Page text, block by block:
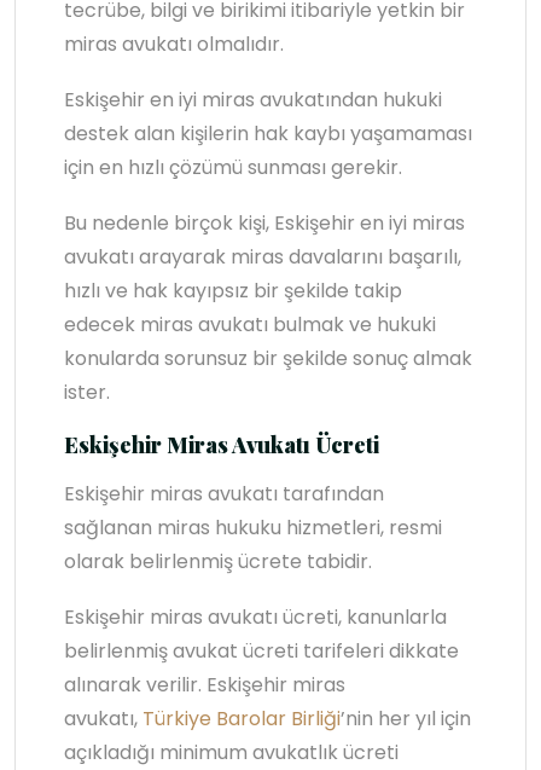
tecrübe, bilgi ve birikimi itibariyle yetkin bir
miras avukatı olmalıdır.
Eskişehir en iyi miras avukatından hukuki
destek alan kişilerin hak kaybı yaşamaması
için en hızlı çözümü sunması gerekir.
Bu nedenle birçok kişi, Eskişehir en iyi miras
avukatı arayarak miras davalarını başarılı,
hızlı ve hak kayıpsız bir şekilde takip
edecek miras avukatı bulmak ve hukuki
konularda sorunsuz bir şekilde sonuç almak
ister.
Eskişehir Miras Avukatı Ücreti
Eskişehir miras avukatı tarafından
sağlanan miras hukuku hizmetleri, resmi
olarak belirlenmiş ücrete tabidir.
Eskişehir miras avukatı ücreti, kanunlarla
belirlenmiş avukat ücreti tarifeleri dikkate
alınarak verilir. Eskişehir miras
avukatı, Türkiye Barolar Birliği’nin her yıl için
açıkladığı minimum avukatlık ücreti